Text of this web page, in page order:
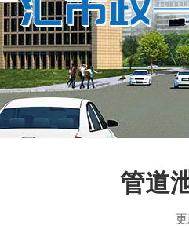
水刀防爆
管道维
市政管网维
管道